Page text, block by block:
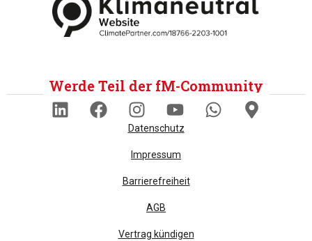
Werde Teil der fM-Community
Datenschutz
Impressum
Barrierefreiheit
AGB
Vertrag kündigen